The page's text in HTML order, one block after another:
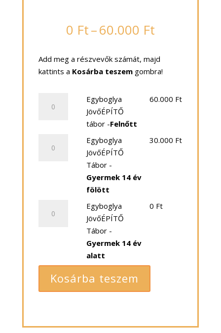
0 Ft–60.000 Ft
-
60.000 Ft
Add meg a részvevők számát, majd
kattints a Kosárba teszemgombra!
JövőÉPÍTŐ
Felnőtt
Egyboglya
JövőÉPÍTŐ
tábor -Felnőtt
60.000 Ft
JövőÉPÍTŐ
Egyboglya
JövőÉPÍTŐ
Tábor -
Gyermek 14 év
fölött
30.000 Ft
JövőÉPÍTŐ
14
alatt
Egyboglya
JövőÉPÍTŐ
Tábor -
Gyermek 14 év
alatt
0 Ft
Kosárba teszem